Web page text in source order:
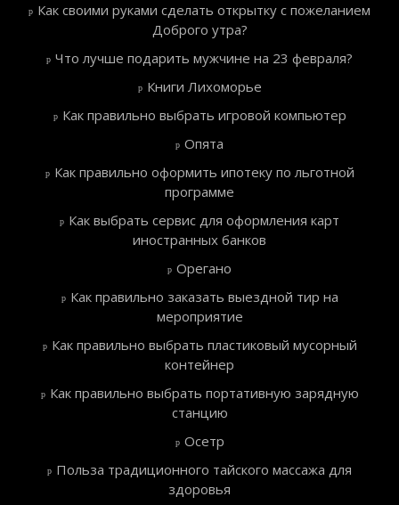
Как своими руками сделать открытку с пожеланием
Доброго утра?
Что лучше подарить мужчине на 23 февраля?
Книги Лихоморье
Как правильно выбрать игровой компьютер
Опята
Как правильно оформить ипотеку по льготной
программе
Как выбрать сервис для оформления карт
иностранных банков
Орегано
Как правильно заказать выездной тир на
мероприятие
Как правильно выбрать пластиковый мусорный
контейнер
Как правильно выбрать портативную зарядную
станцию
Осетр
Польза традиционного тайского массажа для
здоровья